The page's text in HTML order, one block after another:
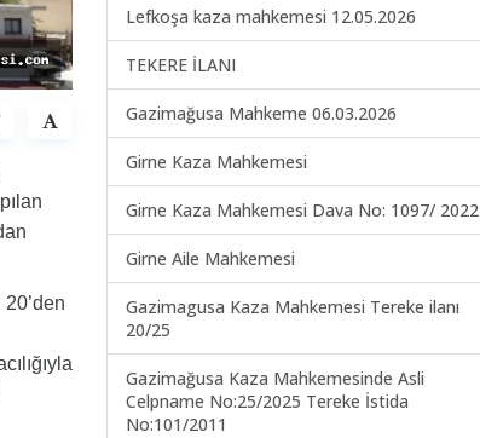
Lefkoşa kaza mahkemesi 12.05.2026
TEKERE İLANI
Gazimağusa Mahkeme 06.03.2026
Girne Kaza Mahkemesi
Girne Kaza Mahkemesi Dava No: 1097/ 2022
Girne Aile Mahkemesi
Gazimagusa Kaza Mahkemesi Tereke ilanı
20/25
Gazimağusa Kaza Mahkemesinde Asli
Celpname No:25/2025 Tereke İstida
No:101/2011